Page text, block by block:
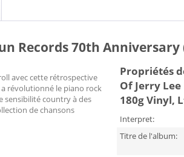
Records 70th Anniversary
avec cette rétrospective
a révolutionné le piano rock
sensibilité country à des
de chansons
Propriétés
Of Jerry
180g Vinyl,
Interpret:
Titre de l'album: